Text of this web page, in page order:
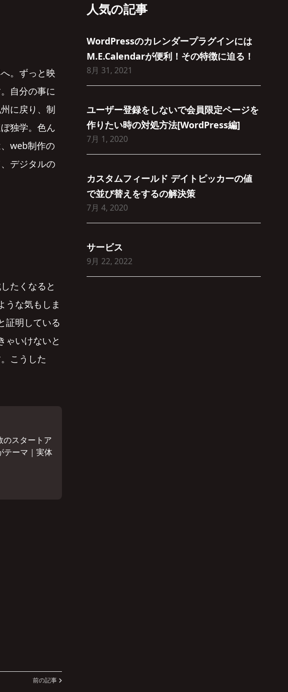
。ずっと映
自分の事に
に戻り、制
独学。色ん
web制作の
デジタルの
たくなると
うな気もしま
証明している
ゃいけないと
こうした
スタートア
テーマ｜実体
前の記事
人気の記事
WordPressのカレンダープラグインには
M.E.Calendarが便利！その特徴に迫る！
8月 31, 2021
ユーザー登録をしないで会員限定ページを
作りたい時の対処方法[WordPress編]
7月 1, 2020
カスタムフィールド デイトピッカーの値
で並び替えをするの解決策
7月 4, 2020
サービス
9月 22, 2022